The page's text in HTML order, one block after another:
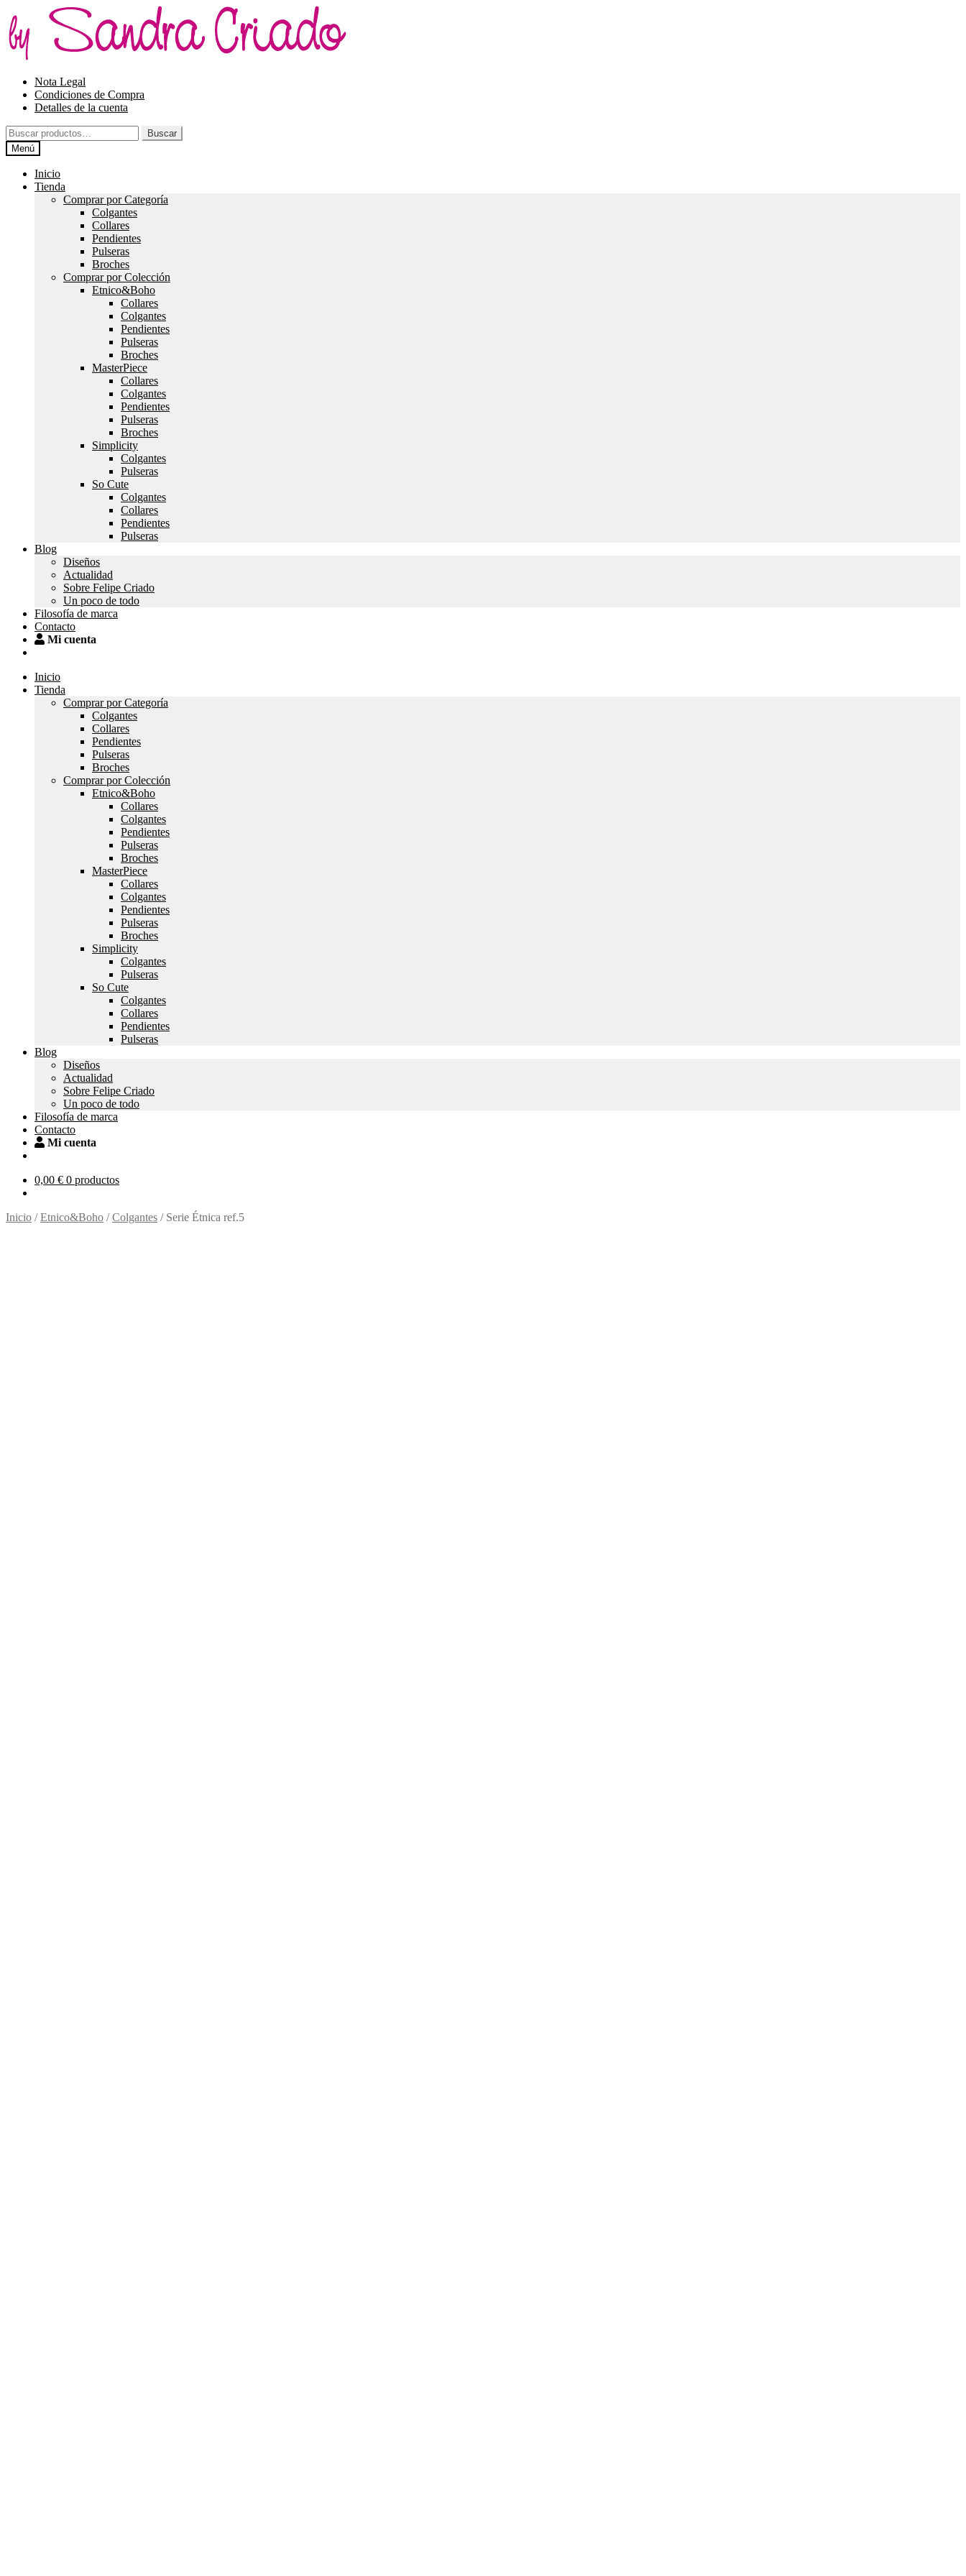
la
navegación
al
contenido
Nota Legal
Condiciones de Compra
Detalles de la cuenta
Buscar
por:
Buscar
Menú
Inicio
Tienda
Comprar por Categoría
Colgantes
Collares
Pendientes
Pulseras
Broches
Comprar por Colección
Etnico&Boho
Collares
Colgantes
Pendientes
Pulseras
Broches
MasterPiece
Collares
Colgantes
Pendientes
Pulseras
Broches
Simplicity
Colgantes
Pulseras
So Cute
Colgantes
Collares
Pendientes
Pulseras
Blog
Diseños
Actualidad
Sobre Felipe Criado
Un poco de todo
Filosofía de marca
Contacto
Mi cuenta
Inicio
Tienda
Comprar por Categoría
Colgantes
Collares
Pendientes
Pulseras
Broches
Comprar por Colección
Etnico&Boho
Collares
Colgantes
Pendientes
Pulseras
Broches
MasterPiece
Collares
Colgantes
Pendientes
Pulseras
Broches
Simplicity
Colgantes
Pulseras
So Cute
Colgantes
Collares
Pendientes
Pulseras
Blog
Diseños
Actualidad
Sobre Felipe Criado
Un poco de todo
Filosofía de marca
Contacto
Mi cuenta
0,00 € 0 productos
Inicio /Etnico&Boho /Colgantes / Serie Étnica ref.5